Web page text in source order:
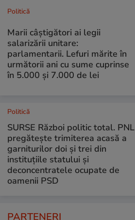
Politică
Marii câștigători ai legii
salarizării unitare:
parlamentarii. Lefuri mărite în
următorii ani cu sume cuprinse
în 5.000 și 7.000 de lei
Politică
SURSE Război politic total. PNL
pregătește trimiterea acasă a
garniturilor doi și trei din
instituțiile statului și
deconcentratele ocupate de
oamenii PSD
PARTENERI